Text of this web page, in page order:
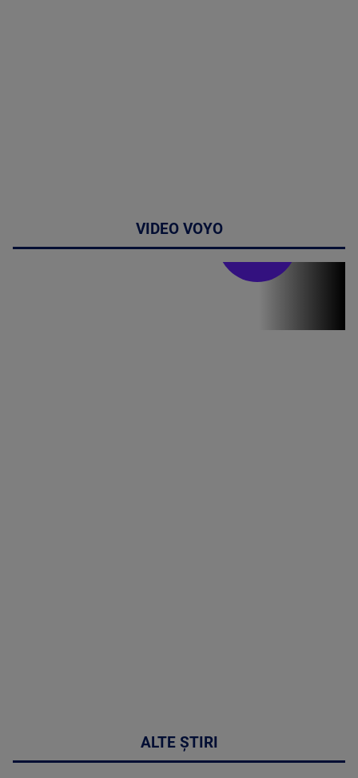
VIDEO VOYO
ALTE ȘTIRI